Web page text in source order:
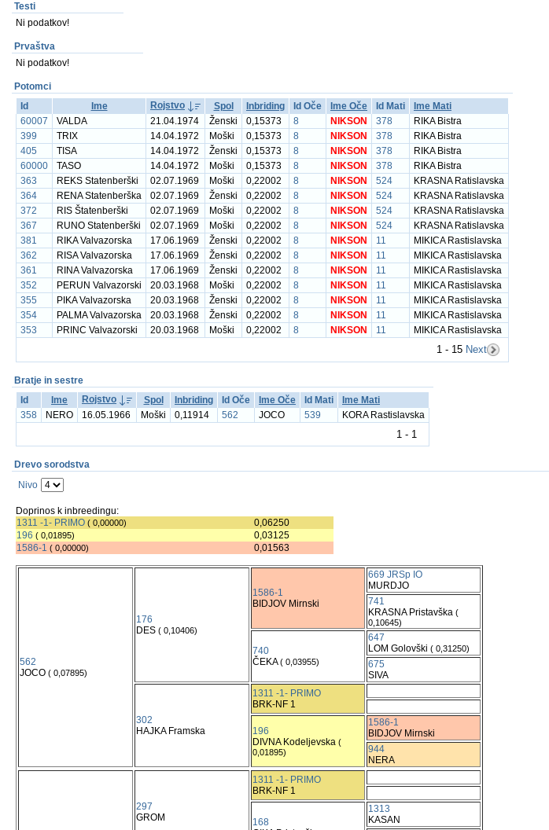
Testi
Ni podatkov!
Prvaštva
Ni podatkov!
Potomci
Id
Ime Rojstvo Spol Inbriding Id Oče Ime Oče Id Mati
Ime Mati
60007
VALDA 21.04.1974 Ženski 0,15373 8 NIKSON 378
RIKA Bistra
399
TRIX 14.04.1972 Moški 0,15373 8 NIKSON 378
RIKA Bistra
405
TISA 14.04.1972 Ženski 0,15373 8 NIKSON 378
RIKA Bistra
60000
TASO 14.04.1972 Moški 0,15373 8 NIKSON 378
RIKA Bistra
363
REKS Statenberški 02.07.1969 Moški 0,22002 8 NIKSON 524
KRASNA Ratislavska
364
RENA Statenberška 02.07.1969 Ženski 0,22002 8 NIKSON 524
KRASNA Ratislavska
372
RIS Štatenberški 02.07.1969 Moški 0,22002 8 NIKSON 524
KRASNA Ratislavska
367
RUNO Statenberški 02.07.1969 Moški 0,22002 8 NIKSON 524
KRASNA Ratislavska
381
RIKA Valvazorska 17.06.1969 Ženski 0,22002 8 NIKSON 11
MIKICA Rastislavska
362
RISA Valvazorska 17.06.1969 Ženski 0,22002 8 NIKSON 11
MIKICA Rastislavska
361
RINA Valvazorska 17.06.1969 Ženski 0,22002 8 NIKSON 11
MIKICA Rastislavska
352
PERUN Valvazorski 20.03.1968 Moški 0,22002 8 NIKSON 11
MIKICA Rastislavska
355
PIKA Valvazorska 20.03.1968 Ženski 0,22002 8 NIKSON 11
MIKICA Rastislavska
354
PALMA Valvazorska 20.03.1968 Ženski 0,22002 8 NIKSON 11
MIKICA Rastislavska
353
PRINC Valvazorski 20.03.1968 Moški 0,22002 8 NIKSON 11 MIKICA Rastislavska
1 - 15 Next
Bratje in sestre
Id
Ime Rojstvo Spol Inbriding Id Oče Ime Oče Id Mati
Ime Mati
358
NERO 16.05.1966 Moški 0,11914 562 JOCO 539 KORA Rastislavska
1 - 1
Drevo sorodstva
Nivo
Doprinos k inbreedingu:
1311 -1- PRIMO ( 0,00000)
0,06250
196 ( 0,01895)
0,03125
1586-1 ( 0,00000) 0,01563
562
JOCO ( 0,07895)
176
DES ( 0,10406)
1586-1
BIDJOV Mirnski
669 JRSp IO
MURDJO
741
KRASNA Pristavška (
0,10645)
740
ČEKA( 0,03955)
647
LOM Golovški ( 0,31250)
675
SIVA
302
HAJKA Framska
1311 -1- PRIMO
BRK-NF 1
196
DIVNA Kodeljevska (
0,01895)
1586-1
BIDJOV Mirnski
944
NERA
297
GROM
1311 -1- PRIMO
BRK-NF 1
168
1313
KASAN